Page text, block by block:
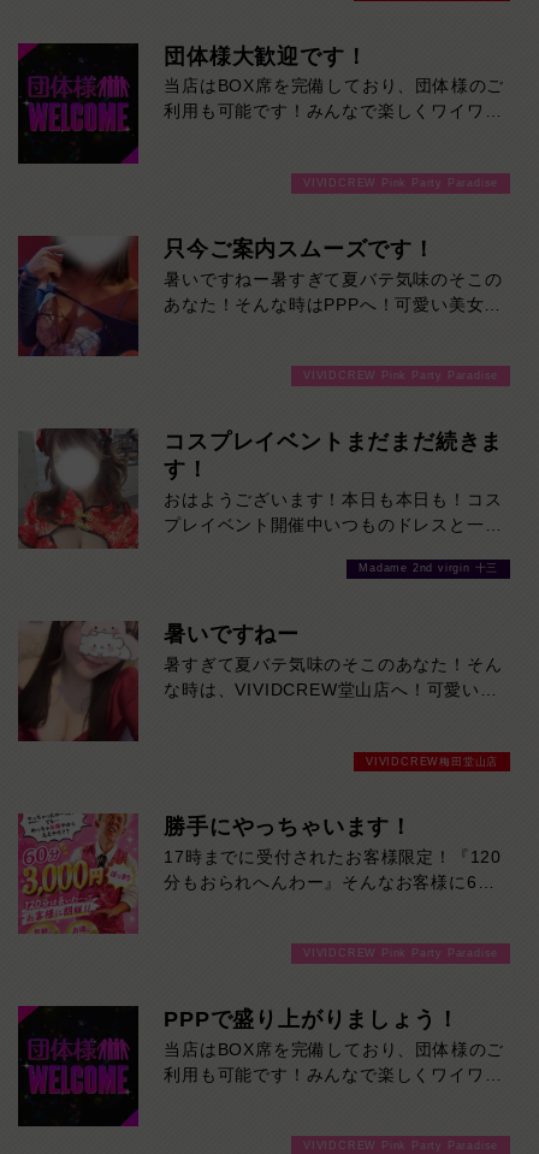
団体様大歓迎です！
当店はBOX席を完備しており、団体様のご
利用も可能です！みんなで楽しくワイワイ
VIVIDCREW Pink Party Paradise
只今ご案内スムーズです！
暑いですねー暑すぎて夏バテ気味のそこの
あなた！そんな時はPPPへ！可愛い美女た
VIVIDCREW Pink Party Paradise
コスプレイベントまだまだ続きま
す！
おはようございます！本日も本日も！コス
プレイベント開催中いつものドレスと一風
Madame 2nd virgin 十三
暑いですねー
暑すぎて夏バテ気味のそこのあなた！そん
な時は、VIVIDCREW堂山店へ！可愛い美
VIVIDCREW梅田堂山店
勝手にやっちゃいます！
17時までに受付されたお客様限定！『120
分もおられへんわー』そんなお客様に60
めるチャンス！たっぷり楽しみたい方は
分！その日の予定に合わせてお選びくださ
い！ご来店お待ちしております！
VIVIDCREW Pink Party Paradise
PPPで盛り上がりましょう！
当店はBOX席を完備しており、団体様のご
利用も可能です！みんなで楽しくワイワイ
VIVIDCREW Pink Party Paradise